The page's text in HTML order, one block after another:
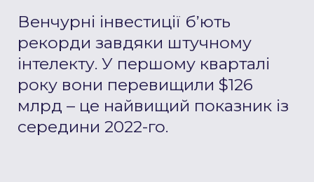
Венчурні інвестиції бʼють
рекорди завдяки штучному
інтелекту. У першому кварталі
року вони перевищили $126
млрд – це найвищий показник із
середини 2022-го.